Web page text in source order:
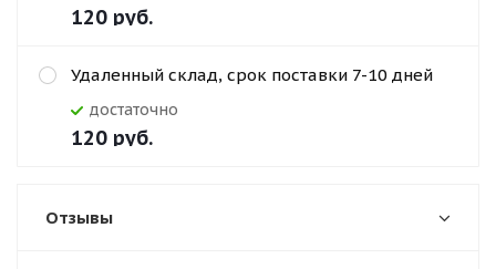
120 руб.
Удаленный склад, срок поставки 7-10 дней
Достаточно
120 руб.
Отзывы